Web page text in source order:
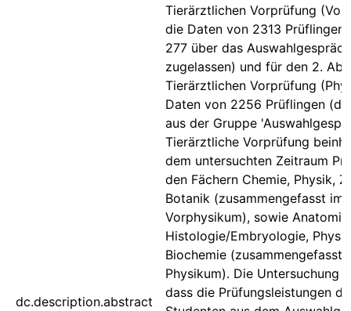
dc.description.abstract
Tierärztlichen Vorprüfung
die Daten von 2313 Prüflingen
277 über das Auswahlgespräch
zugelassen) und für den 2.
Tierärztlichen Vorprüfung
Daten von 2256 Prüflingen
aus der Gruppe
Tierärztliche Vorprüfung
dem untersuchten Zeitraum
den Fächern Chemie, Physik,
Botanik (zusammengefasst im
Vorphysikum), sowie Anatomie,
Histologie/Embryologie,
Biochemie (zusammengefasst
Physikum). Die Untersuchung
dass die Prüfungsleistungen